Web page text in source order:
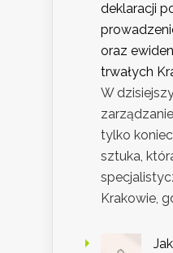
deklaracji
oraz
trwałych
W
tylko
sztuka,
Krakowie,